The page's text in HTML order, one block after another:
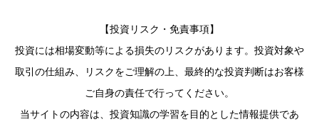
【投資リスク・免責事項】
投資には相場変動等による損失のリスクがあります。投資対象や
取引の仕組み、リスクをご理解の上、最終的な投資判断はお客様
ご自身の責任で行ってください。
当サイトの内容は、投資知識の学習を目的とした情報提供であ